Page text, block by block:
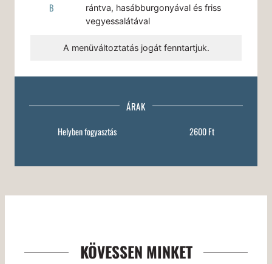
B
rántva, hasábburgonyával és friss
vegyessalátával
A menüváltoztatás jogát fenntartjuk.
ÁRAK
Helyben fogyasztás 2600 Ft
KÖVESSEN MINKET